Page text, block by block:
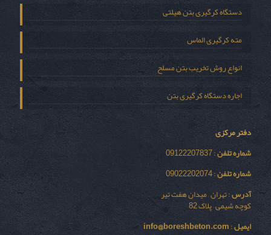
دستگاه کرگیری بتن هیلتی
مته کرگیری الماس
انواع روش تخریب بتن مسلح
اجاره دستگاه کرگیری بتن
دفتر مرکزی
شماره تلفن: 09122207837
شماره تلفن: 09022202074
آدرس: تهران – میدان هفت تیر
کوچه شیمی – پلاک 82
ایمیل:
info@boreshbeton.com